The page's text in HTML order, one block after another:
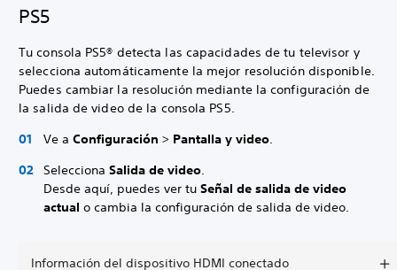
PS5
Tu consola PS5® detecta las capacidades de tu televisor y
selecciona automáticamente la mejor resolución disponible.
Puedes cambiar la resolución mediante la configuración de
la salida de video de la consola PS5.
Ve a Configuración > Pantalla y video.
Selecciona Salida de video.
Desde aquí, puedes ver tu Señal de salida de video
actual o cambia la configuración de salida de video.
Información del dispositivo HDMI conectado